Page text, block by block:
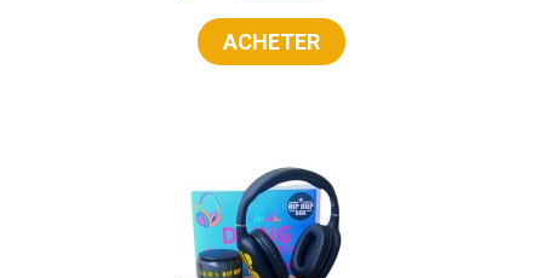
ACHETER